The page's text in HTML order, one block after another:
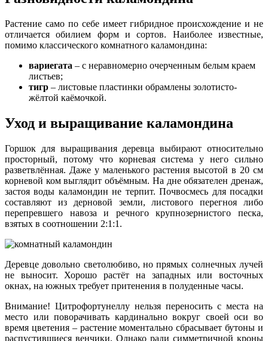
Растение само по себе имеет гибридное происхождение и не
отличается обилием форм и сортов. Наиболее известные,
помимо классического комнатного каламондина:
вариегата – с неравномерно очерченным белым краем
листьев;
тигр – листовые пластинки обрамлены золотисто-
жёлтой каёмочкой.
Уход и выращивание каламондина
Горшок для выращивания деревца выбирают относительно
просторный, потому что корневая система у него сильно
разветвлённая. Даже у маленького растения высотой в 20 см
корневой ком выглядит объёмным. На дне обязателен дренаж,
застоя воды каламондин не терпит. Почвосмесь для посадки
составляют из дерновой земли, листового перегноя либо
перепревшего навоза и речного крупнозернистого песка,
взятых в соотношении 2:1:1.
Деревце довольно светолюбиво, но прямых солнечных лучей
не выносит. Хорошо растёт на западных или восточных
окнах, на южных требует притенения в полуденные часы.
Внимание! Цитрофортунеллу нельзя переносить с места на
место или поворачивать кардинально вокруг своей оси во
время цветения – растение моментально сбрасывает бутоны и
распустившиеся венчики. Однако ради симметричной кроны